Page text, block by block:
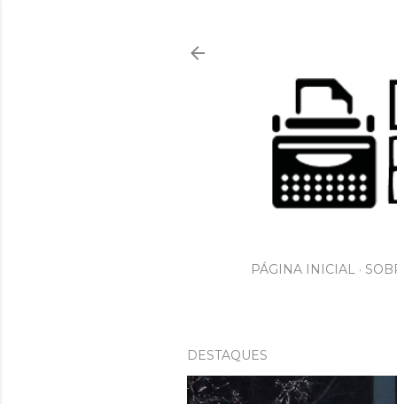
PÁGINA INICIAL
DESTAQUES